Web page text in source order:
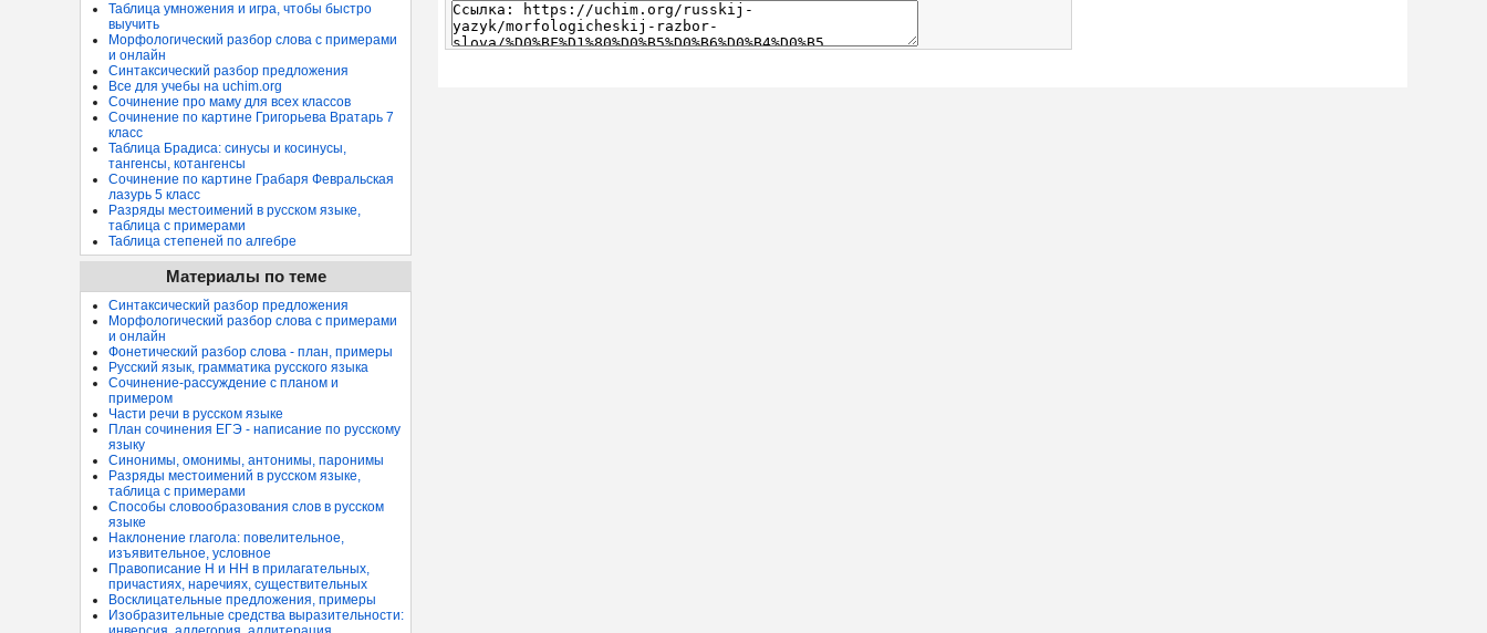
Таблица умножения и игра, чтобы быстро
выучить
Морфологический разбор слова с примерами
и онлайн
Синтаксический разбор предложения
Все для учебы на uchim.org
Сочинение про маму для всех классов
Сочинение по картине Григорьева Вратарь 7
класс
Таблица Брадиса: синусы и косинусы,
тангенсы, котангенсы
Сочинение по картине Грабаря Февральская
лазурь 5 класс
Разряды местоимений в русском языке,
таблица с примерами
Таблица степеней по алгебре
Материалы по теме
Синтаксический разбор предложения
Морфологический разбор слова с примерами
и онлайн
Фонетический разбор слова - план, примеры
Русский язык, грамматика русского языка
Сочинение-рассуждение с планом и
примером
Части речи в русском языке
План сочинения ЕГЭ - написание по русскому
языку
Синонимы, омонимы, антонимы, паронимы
Разряды местоимений в русском языке,
таблица с примерами
Способы словообразования слов в русском
языке
Наклонение глагола: повелительное,
изъявительное, условное
Правописание Н и НН в прилагательных,
причастиях, наречиях, существительных
Восклицательные предложения, примеры
Изобразительные средства выразительности: